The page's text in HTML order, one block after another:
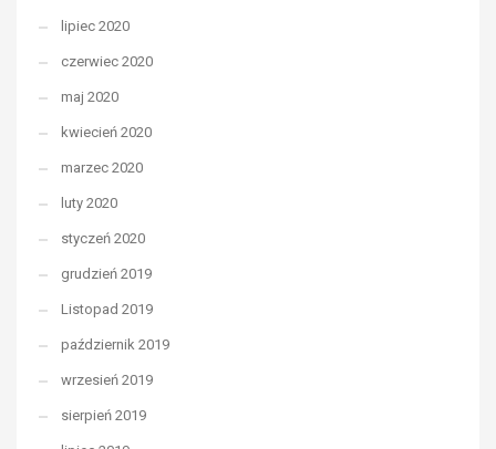
lipiec 2020
czerwiec 2020
maj 2020
kwiecień 2020
marzec 2020
luty 2020
styczeń 2020
grudzień 2019
Listopad 2019
październik 2019
wrzesień 2019
sierpień 2019